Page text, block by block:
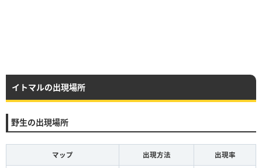
イトマルの出現場所
野生の出現場所
マップ 出現方法 出現率